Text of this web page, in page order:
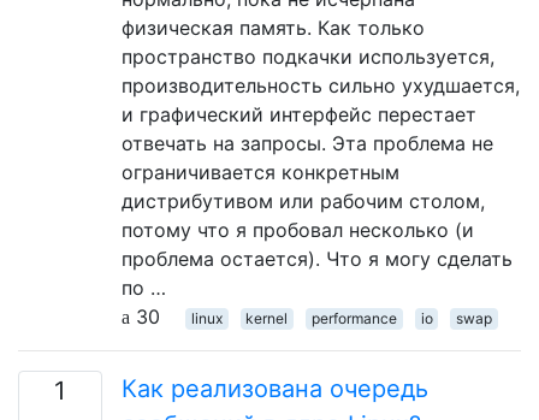
физическая память. Как только
пространство подкачки используется,
производительность сильно ухудшается,
и графический интерфейс перестает
отвечать на запросы. Эта проблема не
ограничивается конкретным
дистрибутивом или рабочим столом,
потому что я пробовал несколько (и
проблема остается). Что я могу сделать
по …
30
linux kernel performance io swap
1
Как реализована очередь